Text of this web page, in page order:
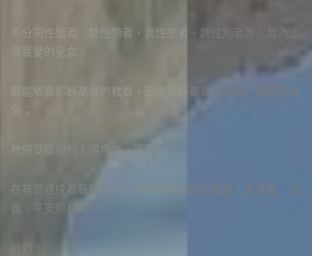
不分同性戀者、雙性戀者、異性戀者、跨性別者等，皆為上
帝喜愛的兒女，
都能依靠耶穌基督的救恩，因信耶穌基督並悔改，而罪得赦
免；
祂使受壓迫的人得自由、平等，
在基督裡成為新造的人，使世界成為祂的國度，充滿愛、公
義、平安與喜樂。
阿們！